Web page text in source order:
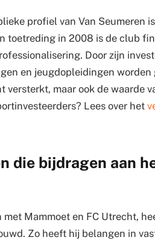
profiel van Van Seumeren
toetreding in 2008 is de club
Door zijn
en jeugdopleidingen worden
versterkt, maar ook de waarde
Lees over het
die bijdragen aan
Mammoet en FC Utrecht,
Zo heeft hij belangen in